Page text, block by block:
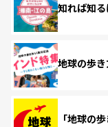
知れば知
地球の歩
「地球の